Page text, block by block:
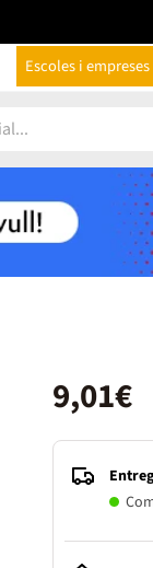
Escoles i empreses
9,01€